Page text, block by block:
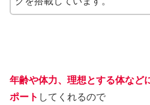
年齢や体力、理想とする体など
ポート してくれるので